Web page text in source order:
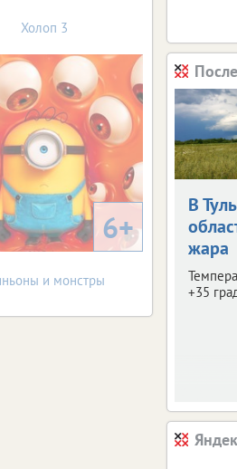
В
жара
+35
Холоп 3
6+
и монстры